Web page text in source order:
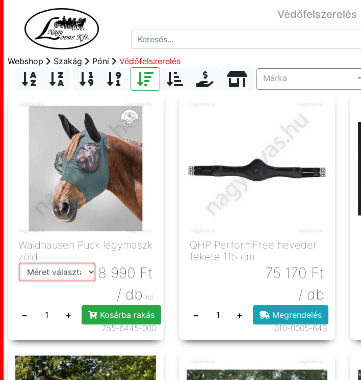
Védőfelszerelés
Webshop Szakág Póni
Védőfelszerelés
Márka
Waldhausen Puck légymaszk
zöld
8 990 Ft
/ db -tól
− +
Kosárba rakás
755-6445-000
QHP PerformFree heveder
fekete 115 cm
75 170 Ft
/ db
− +
Megrendelés
010-0005-643